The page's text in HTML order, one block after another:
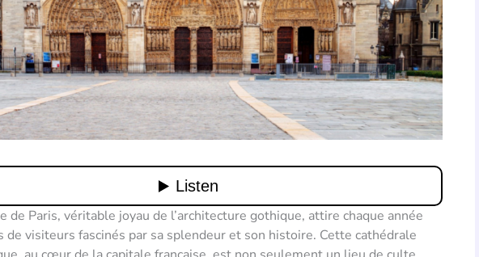
de Paris, véritable joyau de l’architecture gothique, attire chaque année
de visiteurs fascinés par sa splendeur et son histoire. Cette cathédrale